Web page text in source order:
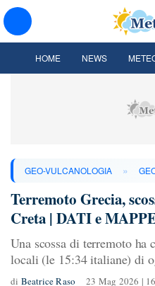
HOME NEWS
GEO-VULCANOLOGIA »
Terremoto Grecia,
Creta | DATI e
Una scossa di terremoto
locali (le 15:34 italiane) di
di Beatrice Raso 23 Mag 2026 |